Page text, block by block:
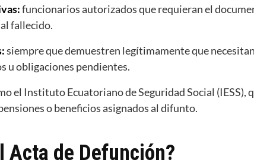
funcionarios autorizados que requieran el
fallecido.
siempre que demuestren legítimamente que
u obligaciones pendientes.
el Instituto Ecuatoriano de Seguridad Social (IESS),
o beneficios asignados al difunto.
Acta de Defunción?